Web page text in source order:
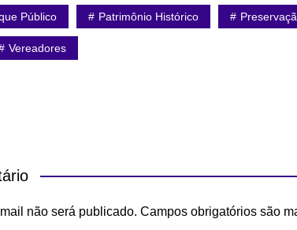
Público Patrimônio Histórico
Vereadores
não será publicado. Campos obrigatórios são